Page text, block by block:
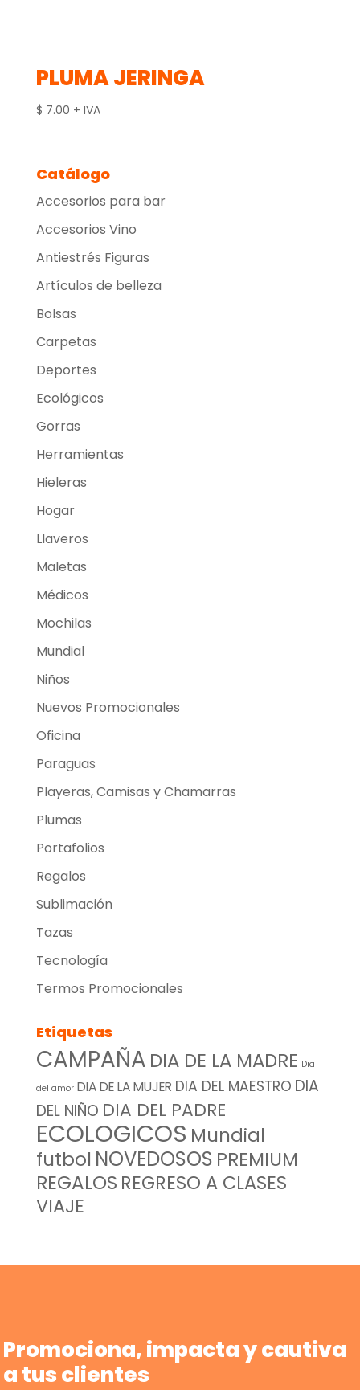
PLUMA JERINGA
$ 7.00 + IVA
Catálogo
Accesorios para bar
Accesorios Vino
Antiestrés Figuras
Artículos de belleza
Bolsas
Carpetas
Deportes
Ecológicos
Gorras
Herramientas
Hieleras
Hogar
Llaveros
Maletas
Médicos
Mochilas
Mundial
Niños
Nuevos Promocionales
Oficina
Paraguas
Playeras, Camisas y Chamarras
Plumas
Portafolios
Regalos
Sublimación
Tazas
Tecnología
Termos Promocionales
Etiquetas
CAMPAÑA DIA DE LA MADRE Dia
del amor DIA DE LA MUJER DIA DEL MAESTRO DIA
DEL NIÑO DIA DEL PADRE
ECOLOGICOS Mundial
futbol NOVEDOSOS PREMIUM
REGALOS REGRESO A CLASES
VIAJE
Promociona, impacta y cautiva
a tus clientes